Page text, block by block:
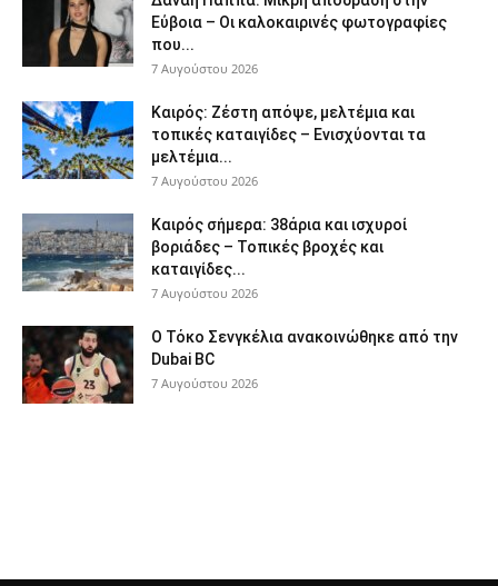
Εύβοια – Οι καλοκαιρινές φωτογραφίες
που...
7 Αυγούστου 2026
Καιρός: Ζέστη απόψε, μελτέμια και
τοπικές καταιγίδες – Ενισχύονται τα
μελτέμια...
7 Αυγούστου 2026
Καιρός σήμερα: 38άρια και ισχυροί
βοριάδες – Τοπικές βροχές και
καταιγίδες...
7 Αυγούστου 2026
Ο Τόκο Σενγκέλια ανακοινώθηκε από την
Dubai BC
7 Αυγούστου 2026